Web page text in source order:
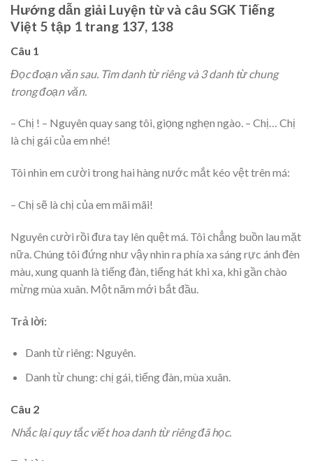
Hướng dẫn giải Luyện từ và câu SGK Tiếng
Việt 5 tập 1 trang 137, 138
Câu 1
Đọc đoạn văn sau. Tìm danh từ riêng và 3 danh từ chung
trong đoạn văn.
– Chị ! – Nguyên quay sang tôi, giọng nghẹn ngào. – Chị… Chị
là chị gái của em nhé!
Tôi nhìn em cười trong hai hàng nước mắt kéo vệt trên má:
– Chị sẽ là chị của em mãi mãi!
Nguyên cười rồi đưa tay lên quệt má. Tôi chẳng buồn lau mặt
nữa. Chúng tôi đứng như vậy nhìn ra phía xa sáng rực ánh đèn
màu, xung quanh là tiếng đàn, tiếng hát khi xa, khi gần chào
mừng mùa xuân. Một năm mới bắt đầu.
Trả lời:
Danh từ riêng: Nguyên.
Danh từ chung: chị gái, tiếng đàn, mùa xuân.
Câu 2
Nhắc lại quy tắc viết hoa danh từ riêng đã học.